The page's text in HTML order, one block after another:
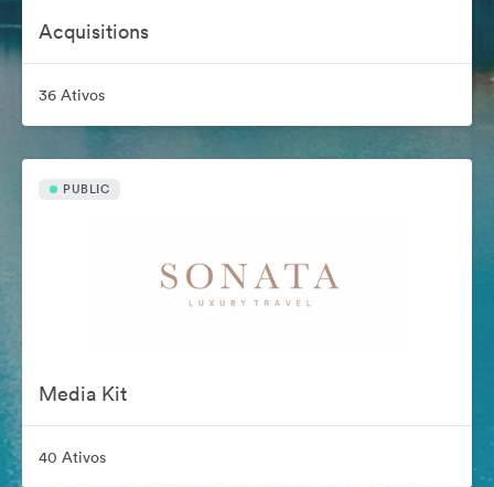
Acquisitions
36 Ativos
PUBLIC
Media Kit
40 Ativos